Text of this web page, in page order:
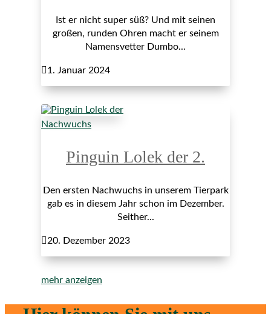
Ist er nicht super süß? Und mit seinen
großen, runden Ohren macht er seinem
Namensvetter Dumbo...
1. Januar 2024
Nachwuchs
Pinguin Lolek der 2.
Den ersten Nachwuchs in unserem Tierpark
gab es in diesem Jahr schon im Dezember.
Seither...
20. Dezember 2023
mehr anzeigen